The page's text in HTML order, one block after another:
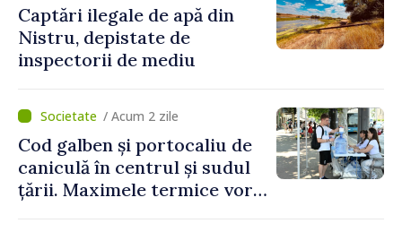
Captări ilegale de apă din
Nistru, depistate de
inspectorii de mediu
/ Acum 2 zile
Cod galben și portocaliu de
caniculă în centrul și sudul
țării. Maximele termice vor